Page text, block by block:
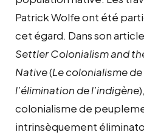
Patrick Wolfe ont été
cet égard. Dans son
Settler Colonialism and
Native(Le colonialisme
l’élimination de l’indigène
colonialisme de
intrinsèquement